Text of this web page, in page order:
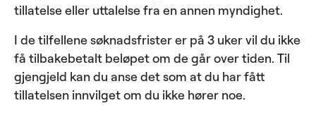
tillatelse eller uttalelse fra en annen myndighet.
I de tilfellene søknadsfrister er på 3 uker vil du ikke
få tilbakebetalt beløpet om de går over tiden. Til
gjengjeld kan du anse det som at du har fått
tillatelsen innvilget om du ikke hører noe.